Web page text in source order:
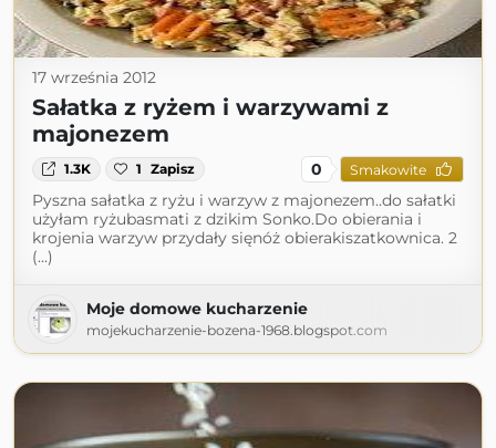
17 września 2012
Sałatka z ryżem i warzywami z
majonezem
1.3K 1 Zapisz 0 Smakowite
Pyszna sałatka z ryżu i warzyw z majonezem..do sałatki
użyłam ryżubasmati z dzikim Sonko.Do obierania i
krojenia warzyw przydały sięnóż obierakiszatkownica. 2
(...)
Moje domowe kucharzenie
mojekucharzenie-bozena-1968.blogspot.com